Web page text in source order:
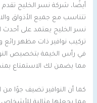
أيضًا، شركة نسر الخليج تقدم
تتناسب مع جميع الأذواق
نسر الخليج يعتمد على أحدث
تركيب نوافير ذات مظهر
في رأس الخيمة بتخصيص
مما يضمن لك الاستمتاع
كما أن النوافير تضيف جوًا من